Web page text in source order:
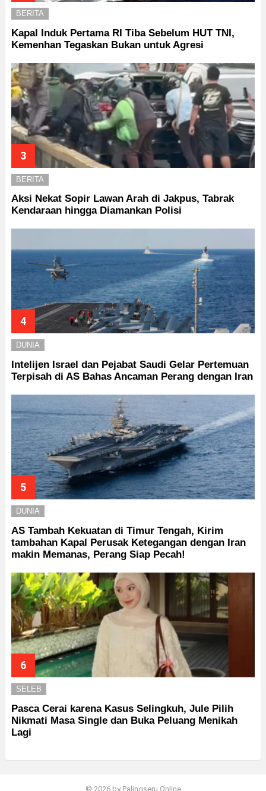
BERITA
Kapal Induk Pertama RI Tiba Sebelum HUT TNI,
Kemenhan Tegaskan Bukan untuk Agresi
BERITA
Aksi Nekat Sopir Lawan Arah di Jakpus, Tabrak
Kendaraan hingga Diamankan Polisi
DUNIA
Intelijen Israel dan Pejabat Saudi Gelar Pertemuan
Terpisah di AS Bahas Ancaman Perang dengan Iran
DUNIA
AS Tambah Kekuatan di Timur Tengah, Kirim
tambahan Kapal Perusak Ketegangan dengan Iran
makin Memanas, Perang Siap Pecah!
SELEB
Pasca Cerai karena Kasus Selingkuh, Jule Pilih
Nikmati Masa Single dan Buka Peluang Menikah
Lagi
© 2026 by Palingseru Online